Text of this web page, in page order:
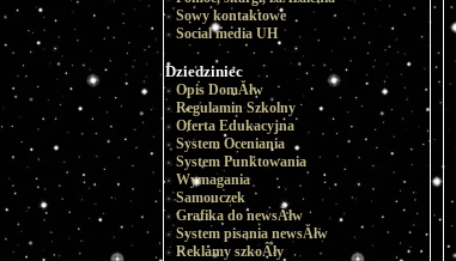
Sowy kontaktowe
Social media UH
Dziedziniec
Opis DomĂłw
Regulamin Szkolny
Oferta Edukacyjna
System Oceniania
System Punktowania
Wymagania
Samouczek
Grafika do newsĂłw
System pisania newsĂłw
Reklamy szkoÂły